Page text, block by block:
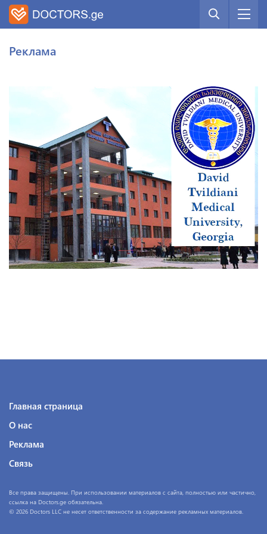
Реклама
Главная страница
О нас
Реклама
Связь
Все права защищены. При использовании материалов с сайта, полностью или частично,
ссылка на Doctors.ge обязательна.
© 2026 Doctors LLC не несет ответственности за содержание рекламных материалов.